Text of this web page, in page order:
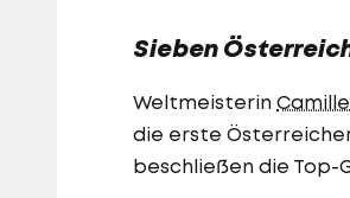
Sieben
Weltmeisterin
die erste
beschließen die Top-